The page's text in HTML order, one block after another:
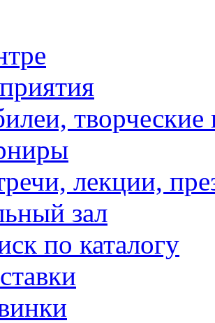
творческие
лекции,
зал
по каталогу